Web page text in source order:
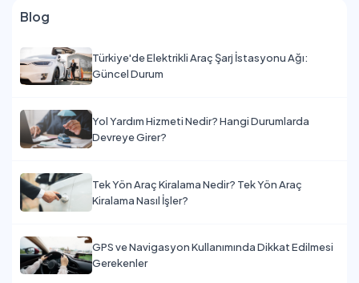
Blog
Türkiye'de Elektrikli Araç Şarj İstasyonu Ağı:
Güncel Durum
Yol Yardım Hizmeti Nedir? Hangi Durumlarda
Devreye Girer?
Tek Yön Araç Kiralama Nedir? Tek Yön Araç
Kiralama Nasıl İşler?
GPS ve Navigasyon Kullanımında Dikkat Edilmesi
Gerekenler